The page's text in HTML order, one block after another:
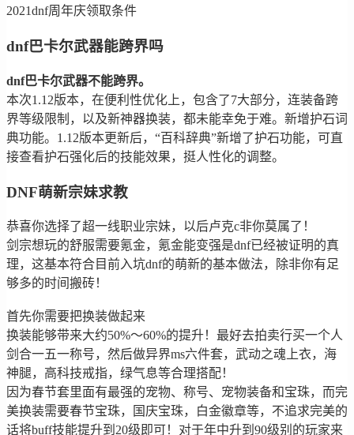
2021dnf周年庆领取条件
dnf巴卡尔武器能跨界吗
dnf巴卡尔武器不能跨界。
本次1.12版本，在便利性优化上，包含了7大部分，连装备跨
界等级限制，以及新神器换装，都未能幸免于难。新增护石词
典功能。1.12版本更新后，“百科辞典”新增了护石功能，可直
接查看护石强化后的技能效果，挺人性化的调整。
DNF萌新宗妹求教
恭喜你选择了超一线职业宗妹，以后卢克c非你莫属了！
剑宗想玩的舒服需要氪金，氪金能变强是dnf已经被证明的真
理，这基本符合目前入坑dnf的萌新的基本做法，除非你有足
够多的时间搬砖！
首先你需要把换装做起来
换装能够带来大约50%～60%的提升！最好去拍卖行买一个人
剑合一五一称号，然后做异界ms六件套，武动之魂上衣，海
神腿，高科技戒指，绿气息等合理搭配！
因为春节套里面有最强的宠物、称号、宠物装备和宝珠，而完
美换装需要春节宝珠，国庆宝珠，白金徽章等，不追求完美的
话将buff技能提升到20级即可！对于年中升到90级别的玩家来